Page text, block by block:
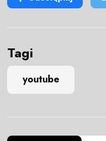
Tagi
youtube